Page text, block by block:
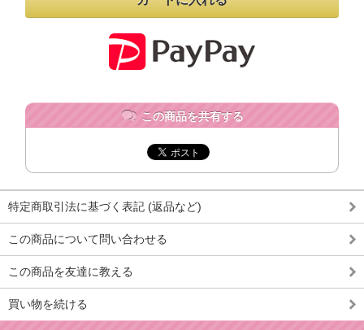
この商品を共有する
特定商取引法に基づく表記 (返品など)
この商品について問い合わせる
この商品を友達に教える
買い物を続ける